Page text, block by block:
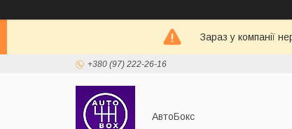
Зараз у компанії
+380 (97) 222-26-16
АвтоБокс